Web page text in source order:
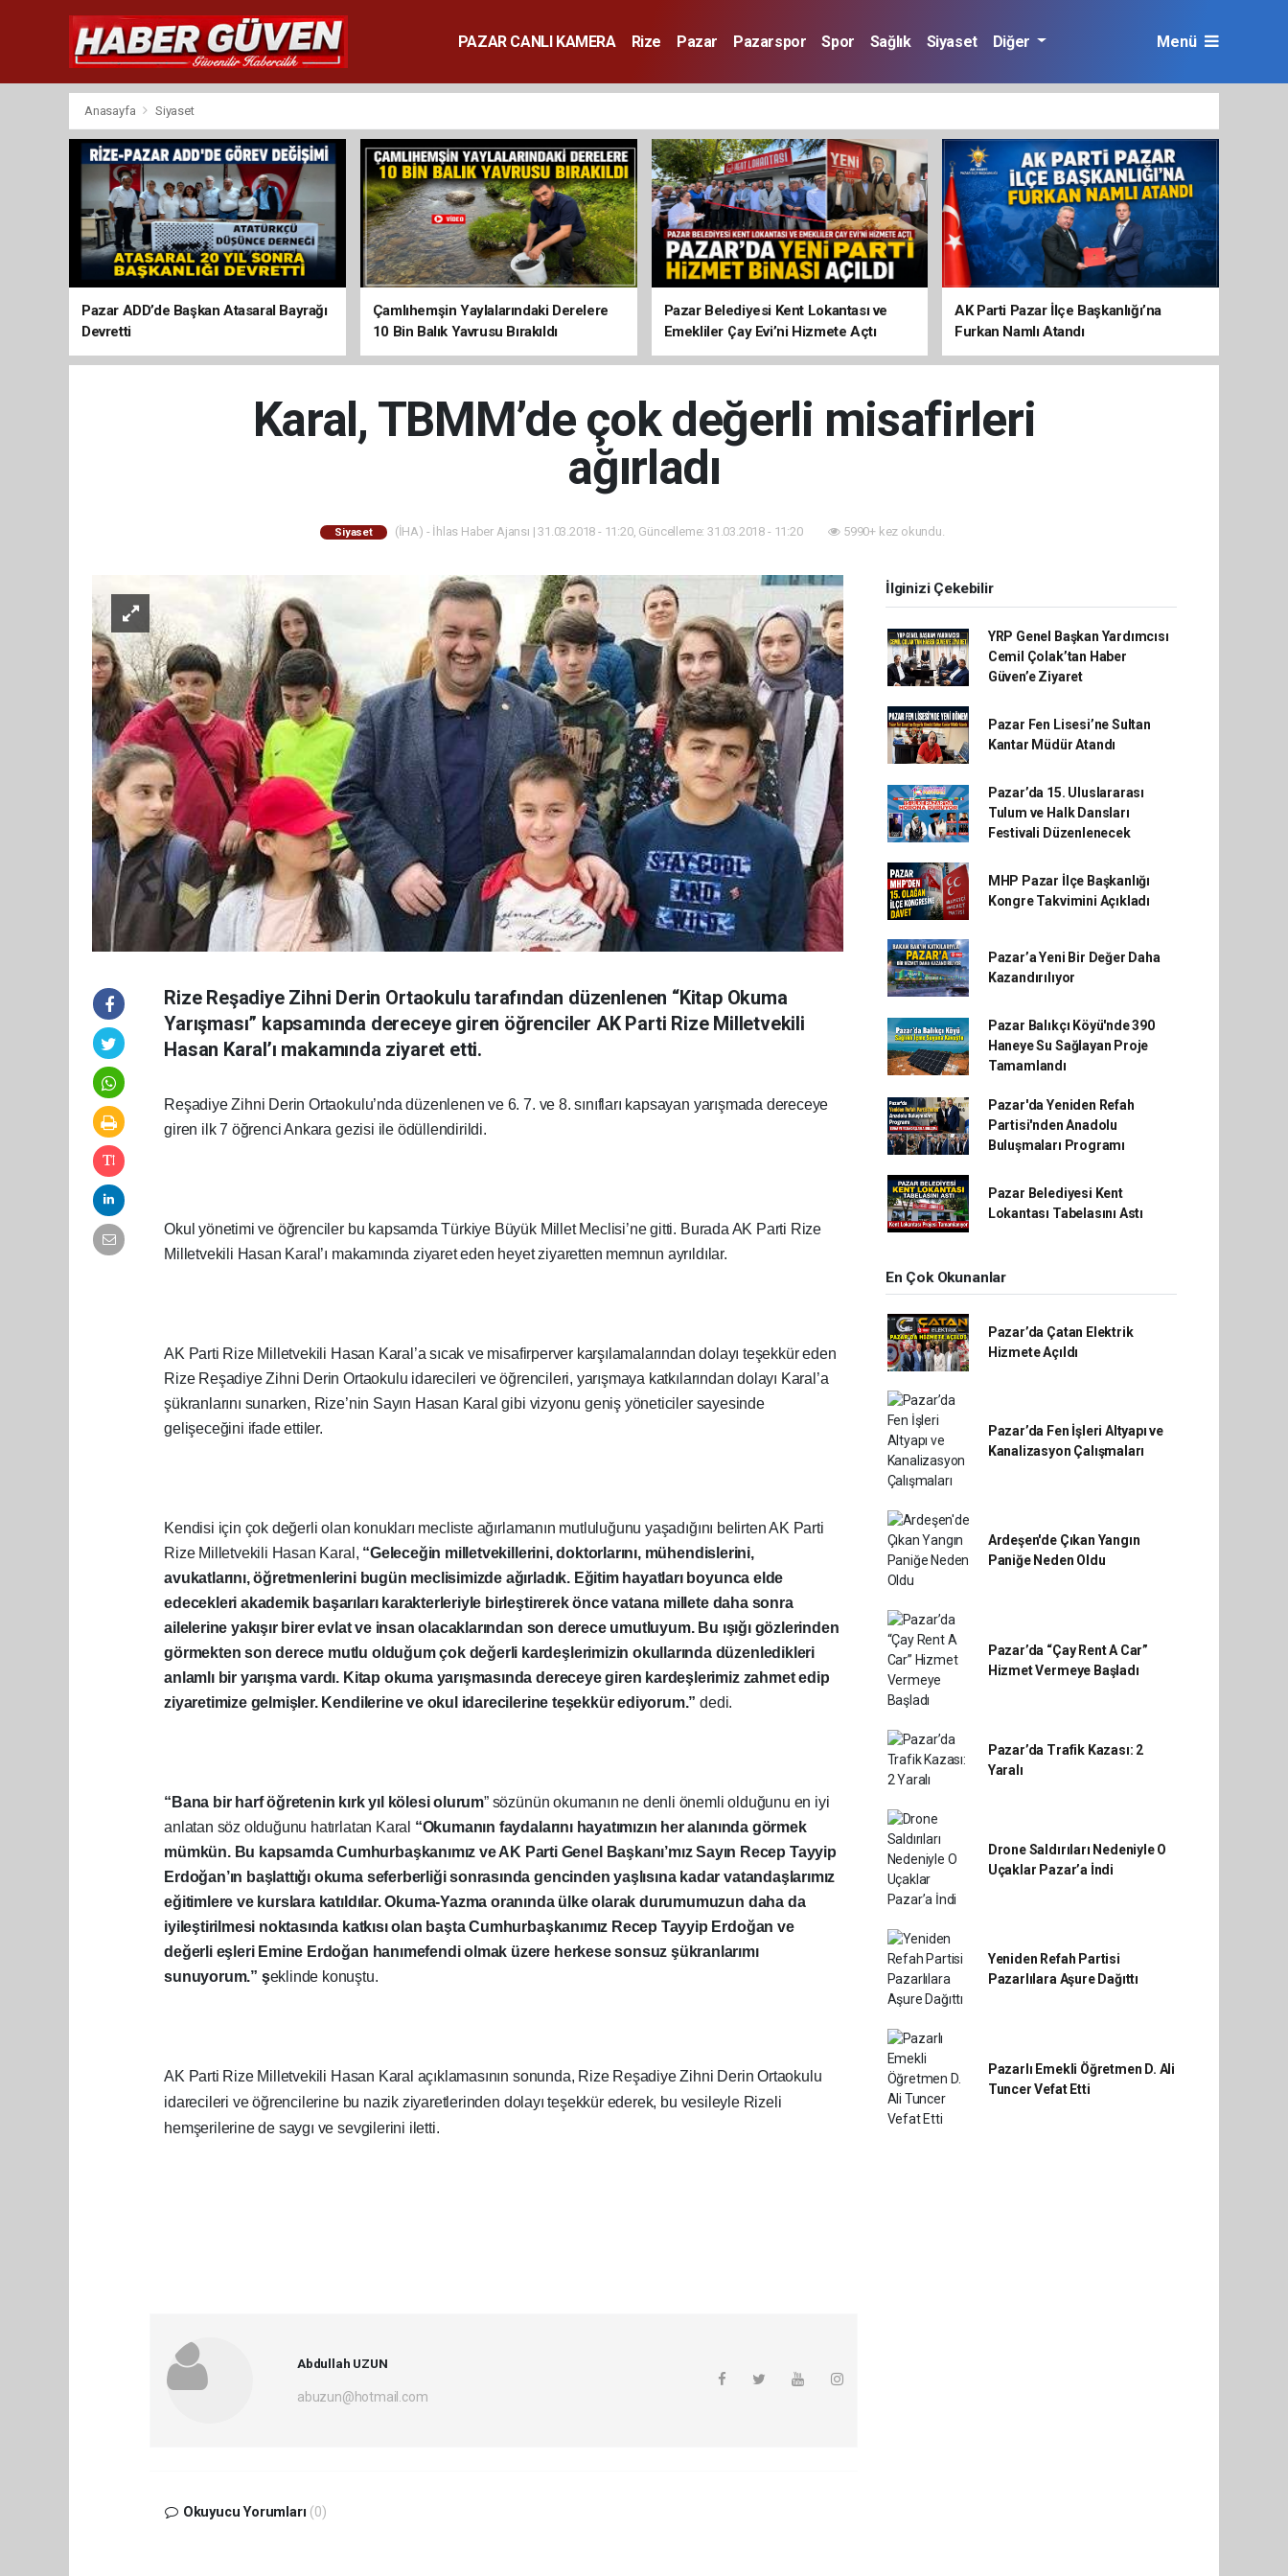
PAZAR CANLI KAMERA Rize Pazar Pazarspor Spor Sağlık Siyaset Diğer Menü
Anasayfa Siyaset
Pazar ADD’de Başkan Atasaral Bayrağı
Devretti
Çamlıhemşin Yaylalarındaki Derelere
10 Bin Balık Yavrusu Bırakıldı
Pazar Belediyesi Kent Lokantası ve
Emekliler Çay Evi’ni Hizmete Açtı
AK Parti Pazar İlçe Başkanlığı’na
Furkan Namlı Atandı
Karal, TBMM’de çok değerli misafirleri
ağırladı
Siyaset (İHA) - İhlas Haber Ajansı | 31.03.2018 - 11:20, Güncelleme: 31.03.2018 - 11:20 5990+ kez okundu.
Rize Reşadiye Zihni Derin Ortaokulu tarafından düzenlenen “Kitap Okuma
Yarışması” kapsamında dereceye giren öğrenciler AK Parti Rize Milletvekili
Hasan Karal’ı makamında ziyaret etti.
Reşadiye Zihni Derin Ortaokulu’nda düzenlenen ve 6. 7. ve 8. sınıfları kapsayan yarışmada dereceye
giren ilk 7 öğrenci Ankara gezisi ile ödüllendirildi.
Okul yönetimi ve öğrenciler bu kapsamda Türkiye Büyük Millet Meclisi’ne gitti. Burada AK Parti Rize
Milletvekili Hasan Karal’ı makamında ziyaret eden heyet ziyaretten memnun ayrıldılar.
AK Parti Rize Milletvekili Hasan Karal’a sıcak ve misafirperver karşılamalarından dolayı teşekkür eden
Rize Reşadiye Zihni Derin Ortaokulu idarecileri ve öğrencileri, yarışmaya katkılarından dolayı Karal’a
şükranlarını sunarken, Rize’nin Sayın Hasan Karal gibi vizyonu geniş yöneticiler sayesinde
gelişeceğini ifade ettiler.
Kendisi için çok değerli olan konukları mecliste ağırlamanın mutluluğunu yaşadığını belirten AK Parti
Rize Milletvekili Hasan Karal, “Geleceğin milletvekillerini, doktorlarını, mühendislerini,
avukatlarını, öğretmenlerini bugün meclisimizde ağırladık. Eğitim hayatları boyunca elde
edecekleri akademik başarıları karakterleriyle birleştirerek önce vatana millete daha sonra
ailelerine yakışır birer evlat ve insan olacaklarından son derece umutluyum. Bu ışığı gözlerinden
görmekten son derece mutlu olduğum çok değerli kardeşlerimizin okullarında düzenledikleri
anlamlı bir yarışma vardı. Kitap okuma yarışmasında dereceye giren kardeşlerimiz zahmet edip
ziyaretimize gelmişler. Kendilerine ve okul idarecilerine teşekkür ediyorum.”dedi.
“Bana bir harf öğretenin kırk yıl kölesi olurum” sözünün okumanın ne denli önemli olduğunu en iyi
anlatan söz olduğunu hatırlatan Karal “Okumanın faydalarını hayatımızın her alanında görmek
mümkün. Bu kapsamda Cumhurbaşkanımız ve AK Parti Genel Başkanı’mız Sayın Recep Tayyip
Erdoğan’ın başlattığı okuma seferberliği sonrasında gencinden yaşlısına kadar vatandaşlarımız
eğitimlere ve kurslara katıldılar. Okuma-Yazma oranında ülke olarak durumumuzun daha da
iyileştirilmesi noktasında katkısı olan başta Cumhurbaşkanımız Recep Tayyip Erdoğan ve
değerli eşleri Emine Erdoğan hanımefendi olmak üzere herkese sonsuz şükranlarımı
sunuyorum.” şeklinde konuştu.
AK Parti Rize Milletvekili Hasan Karal açıklamasının sonunda, Rize Reşadiye Zihni Derin Ortaokulu
idarecileri ve öğrencilerine bu nazik ziyaretlerinden dolayı teşekkür ederek, bu vesileyle Rizeli
hemşerilerine de saygı ve sevgilerini iletti.
Abdullah UZUN
abuzun@hotmail.com
Okuyucu Yorumları (0)
İlginizi Çekebilir
YRP Genel Başkan Yardımcısı
Cemil Çolak’tan Haber
Güven’e Ziyaret
Pazar Fen Lisesi’ne Sultan
Kantar Müdür Atandı
Pazar’da 15. Uluslararası
Tulum ve Halk Dansları
Festivali Düzenlenecek
MHP Pazar İlçe Başkanlığı
Kongre Takvimini Açıkladı
Pazar’a Yeni Bir Değer Daha
Kazandırılıyor
Pazar Balıkçı Köyü'nde 390
Haneye Su Sağlayan Proje
Tamamlandı
Pazar'da Yeniden Refah
Partisi'nden Anadolu
Buluşmaları Programı
Pazar Belediyesi Kent
Lokantası Tabelasını Astı
En Çok Okunanlar
Pazar’da Çatan Elektrik
Hizmete Açıldı
Pazar’da Fen İşleri Altyapı ve
Kanalizasyon Çalışmaları
Ardeşen'de Çıkan Yangın
Paniğe Neden Oldu
Pazar’da “Çay Rent A Car”
Hizmet Vermeye Başladı
Pazar’da Trafik Kazası: 2
Yaralı
Drone Saldırıları Nedeniyle O
Uçaklar Pazar’a İndi
Yeniden Refah Partisi
Pazarlılara Aşure Dağıttı
Pazarlı Emekli Öğretmen D. Ali
Tuncer Vefat Etti